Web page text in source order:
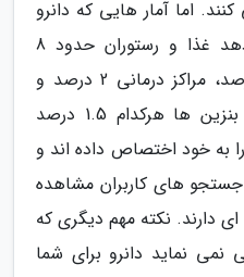
کنند. اما آمار هایی که دانرو
ارائه داده است نشان می دهد غذا و رستوران حدود 8
درصد، آرایش و زیبایی 3 درصد، مراکز درمانی 2 درصد و
باشگاه های ورزشی و پمپ بنزین ها هرکدام 1.5 درصد
به خود اختصاص داده اند و
جستجو های کاربران مشاهده
دارند. نکته مهم دیگری که
نمی نماید دانرو برای شما